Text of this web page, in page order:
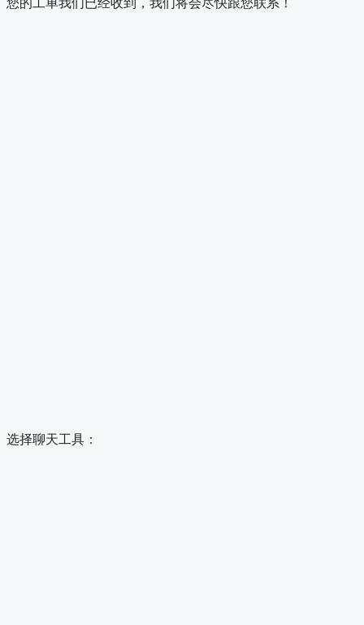
您的工单我们已经收到，我们将会尽快跟您联系！
选择聊天工具：